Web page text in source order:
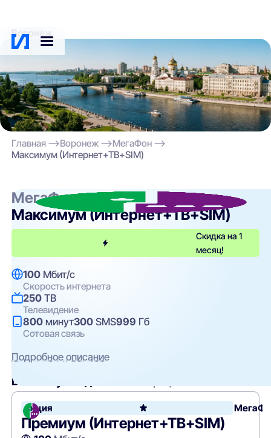
Воронеж
Главная Воронеж
МегаФон
Максимум (Интернет+ТВ+SIM)
МегаФон
Максимум (Интернет+ТВ+SIM)
Скидка на 1
месяц!
100 Мбит/с
Скорость интернета
250 ТВ
Телевидение
800 минут300 SMS999 Гб
Сотовая связь
Подробное описание
Вам могут подойти
Акция
Премиум (Интернет+ТВ+SIM)